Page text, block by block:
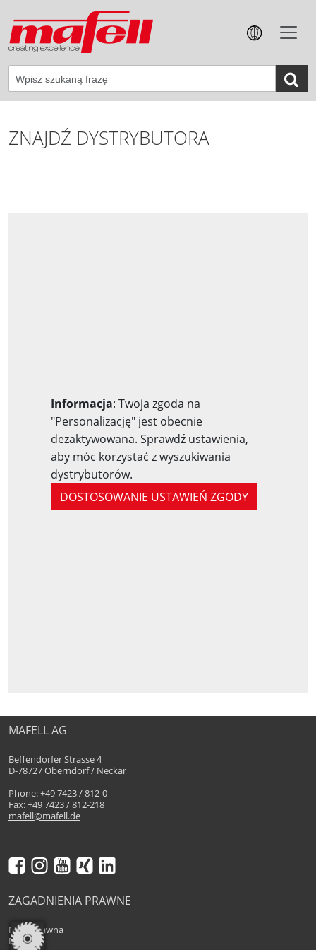
ZNAJDŹ DYSTRYBUTORA
Informacja: Twoja zgoda na
"Personalizację" jest obecnie
dezaktywowana. Sprawdź ustawienia,
aby móc korzystać z wyszukiwania
dystrybutorów.
DOSTOSOWANIE USTAWIEŃ ZGODY
MAFELL AG
Beffendorfer Strasse 4
D-78727 Oberndorf / Neckar
Phone: +49 7423 / 812-0
Fax: +49 7423 / 812-218
mafell@mafell.de
ZAGADNIENIA PRAWNE
Nota prawna
Privacy